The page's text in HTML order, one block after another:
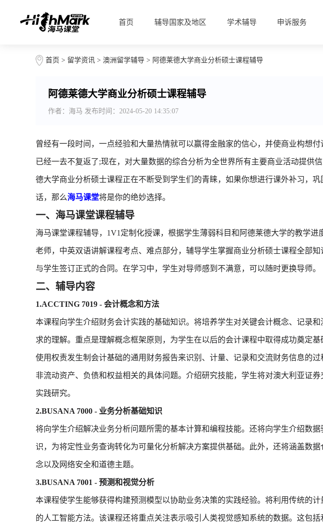
首页 辅导国家及地区 学术辅导 申诉服务
首页 > 留学资讯 > 澳洲留学辅导 > 阿德莱德大学商业分析硕士课程辅导
阿德莱德大学商业分析硕士课程辅导
作者：海马 发布时间：2024-05-20 14:35:07
曾经有一段时间，一点经验和大量热情就可以赢得金融家的信心，并使商业构想
已经一去不复返了;现在，对大量数据的综合分析为全世界所有主要商业活动提供
德大学商业分析硕士课程正在不断受到学生们的青睐，如果你想进行课外补习，巩
话，那么海马课堂将是你的绝妙选择。
一、海马课堂课程辅导
海马课堂课程辅导，1V1定制化授课，根据学生薄弱科目和阿德莱德大学的教学进
老师，中英双语讲解课程考点、难点部分，辅导学生掌握商业分析硕士课程全部
与学生签订正式的合同。在学习中，学生对导师感到不满意，可以随时更换导师。
二、辅导内容
1.ACCTING 7019 - 会计概念和方法
本课程向学生介绍财务会计实践的基础知识。将培养学生对关键会计概念、记录
求的理解。重点是理解概念框架原则，为学生在以后的会计课程中取得成功奠定
使用权责发生制会计基础的通用财务报告来识别、计量、记录和交流财务信息的过
非流动资产、负债和权益相关的具体问题。介绍研究技能，学生将对澳大利亚证
实践研究。
2.BUSANA 7000 - 业务分析基础知识
将向学生介绍解决业务分析问题所需的基本计算和编程技能。还将向学生介绍数据
识，为将定性业务查询转化为可量化分析解决方案提供基础。此外，还将涵盖数
念以及网络安全和道德主题。
3.BUSANA 7001 - 预测和视觉分析
本课程使学生能够获得构建预测模型以协助业务决策的实践经验。将利用传统的
的人工智能方法。该课程还将重点关注表示吸引人类视觉感知系统的数据。这包括